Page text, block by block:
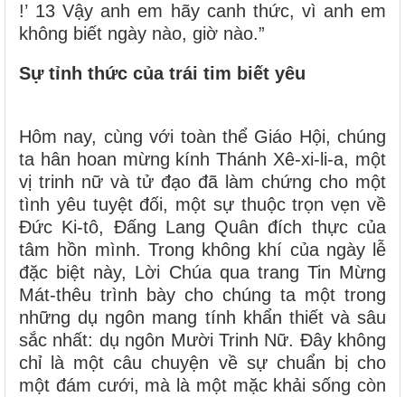
!’ 13 Vậy anh em hãy canh thức, vì anh em
không biết ngày nào, giờ nào.”
Sự tỉnh thức của trái tim biết yêu
Hôm nay, cùng với toàn thể Giáo Hội, chúng
ta hân hoan mừng kính Thánh Xê-xi-li-a, một
vị trinh nữ và tử đạo đã làm chứng cho một
tình yêu tuyệt đối, một sự thuộc trọn vẹn về
Đức Ki-tô, Đấng Lang Quân đích thực của
tâm hồn mình. Trong không khí của ngày lễ
đặc biệt này, Lời Chúa qua trang Tin Mừng
Mát-thêu trình bày cho chúng ta một trong
những dụ ngôn mang tính khẩn thiết và sâu
sắc nhất: dụ ngôn Mười Trinh Nữ. Đây không
chỉ là một câu chuyện về sự chuẩn bị cho
một đám cưới, mà là một mặc khải sống còn